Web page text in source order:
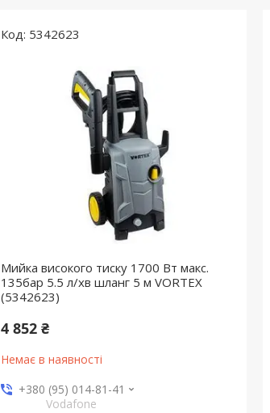
5342623
Мийка високого тиску 1700 Вт макс.
135бар 5.5 л/хв шланг 5 м VORTEX
(5342623)
4 852 ₴
Немає в наявності
+380 (95) 014-81-41
Vodafone